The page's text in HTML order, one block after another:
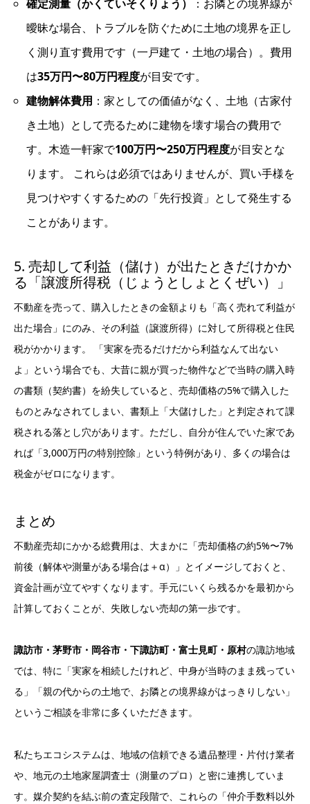
確定測量（かくていそくりょう）
：お隣との境界線が
曖昧な場合、トラブルを防ぐために土地の境界を正し
く測り直す費用です（一戸建て・土地の場合）。費用
は35万円〜80万円程度が目安です。
建物解体費用 ：家としての価値がなく、土地（古家付
き土地）として売るために建物を壊す場合の費用で
す。木造一軒家で100万円〜250万円程度が目安とな
ります。 これらは必須ではありませんが、買い手様を
見つけやすくするための「先行投資」として発生する
ことがあります。
5. 売却して利益（儲け）が出たときだけかか
る「譲渡所得税（じょうとしょとくぜい）」
不動産を売って、購入したときの金額よりも「高く売れて利益が
出た場合」にのみ、その利益（譲渡所得）に対して所得税と住民
税がかかります。 「実家を売るだけだから利益なんて出ない
よ」という場合でも、大昔に親が買った物件などで当時の購入時
の書類（契約書）を紛失していると、売却価格の5%で購入した
ものとみなされてしまい、書類上「大儲けした」と判定されて課
税される落とし穴があります。ただし、自分が住んでいた家であ
れば「3,000万円の特別控除」という特例があり、多くの場合は
税金がゼロになります。
まとめ
不動産売却にかかる総費用は、大まかに「売却価格の約5%〜7%
前後（解体や測量がある場合は＋α）」とイメージしておくと、
資金計画が立てやすくなります。手元にいくら残るかを最初から
計算しておくことが、失敗しない売却の第一歩です。
諏訪市・茅野市・岡谷市・下諏訪町・富士見町・原村の諏訪地域
では、特に「実家を相続したけれど、中身が当時のまま残ってい
る」「親の代からの土地で、お隣との境界線がはっきりしない」
というご相談を非常に多くいただきます。
私たちエコシステムは、地域の信頼できる遺品整理・片付け業者
や、地元の土地家屋調査士（測量のプロ）と密に連携していま
す。媒介契約を結ぶ前の査定段階で、これらの「仲介手数料以外